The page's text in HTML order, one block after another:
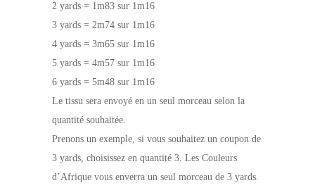
2 yards = 1m83 sur 1m16
3 yards = 2m74 sur 1m16
4 yards = 3m65 sur 1m16
5 yards = 4m57 sur 1m16
6 yards = 5m48 sur 1m16
Le tissu sera envoyé en un seul morceau selon la
quantité souhaitée.
Prenons un exemple, si vous souhaitez un coupon de
3 yards, choisissez en quantité 3. Les Couleurs
d’Afrique vous enverra un seul morceau de 3 yards.